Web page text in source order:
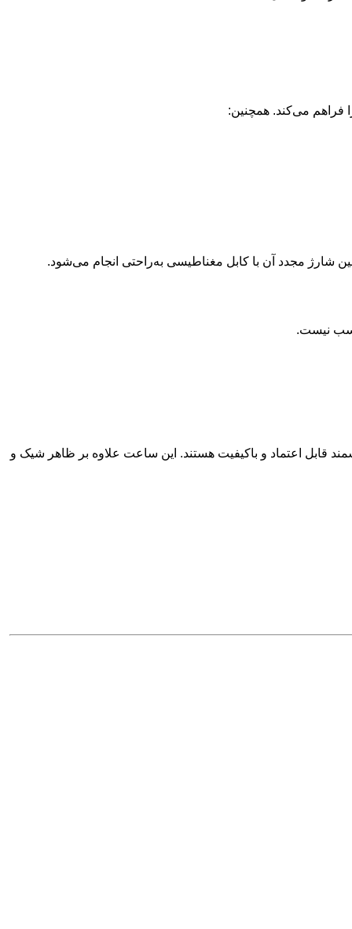
نیست.
قابل اعتماد و باکیفیت هستند. این ساعت علاوه بر ظاهر شیک و